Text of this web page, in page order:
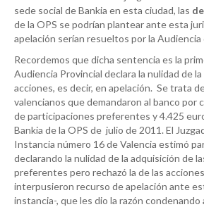
sede social de Bankia en esta ciudad, las
de la OPS se podrían plantear ante esta
apelación serían resueltos por la Audiencia
Recordemos que dicha sentencia es la
Audiencia Provincial declara la nulidad de
acciones, es decir, en apelación. Se trata
valencianos que demandaron al banco por
de participaciones preferentes y 4.425
Bankia de la OPS de julio de 2011. El
Instancia número 16 de Valencia estimó
declarando la nulidad de la adquisición de
preferentes pero rechazó la de las
interpusieron recurso de apelación ante
instancia-, que les dio la razón condenando